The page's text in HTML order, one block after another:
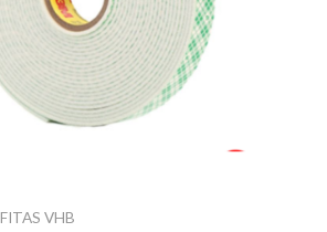
FITAS VHB